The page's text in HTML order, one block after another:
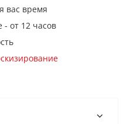
вас время
- от 12 часов